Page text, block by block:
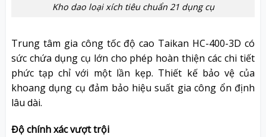
Kho dao loại xích tiêu chuẩn 21 dụng cụ
Trung tâm gia công tốc độ cao Taikan HC-400-3D có
sức chứa dụng cụ lớn cho phép hoàn thiện các chi tiết
phức tạp chỉ với một lần kẹp. Thiết kế bảo vệ của
khoang dụng cụ đảm bảo hiệu suất gia công ổn định
lâu dài.
Độ chính xác vượt trội